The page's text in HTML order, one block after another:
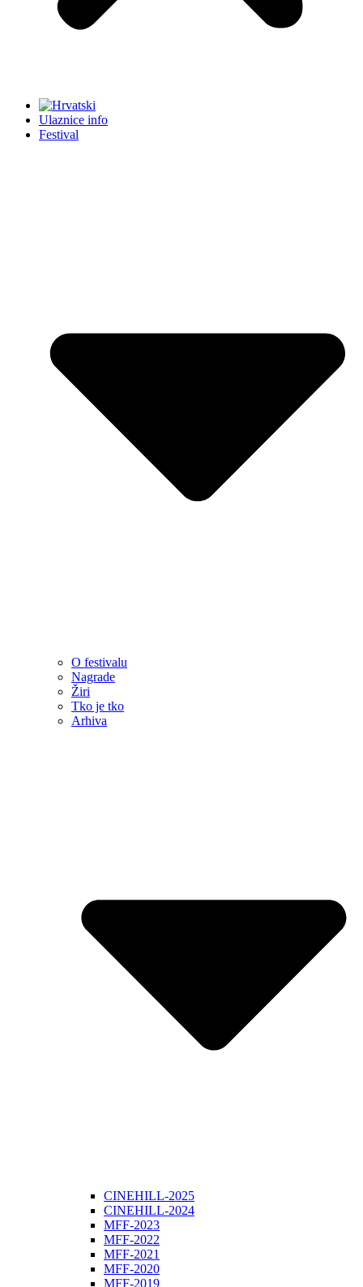
Ulaznice info
Festival
O festivalu
Nagrade
Žiri
Tko je tko
Arhiva
CINEHILL-2025
CINEHILL-2024
MFF-2023
MFF-2022
MFF-2021
MFF-2020
MFF-2019